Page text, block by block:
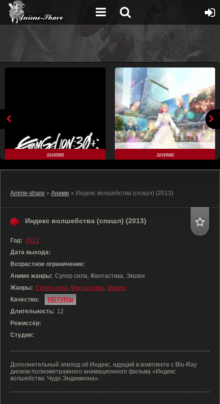
аниме аниме
Anime-share » Аниме » Индекс волшебства (спэшл) (2013)
Индекс волшебства (спэшл) (2013)
Год: 2013
Дата выхода:
Возрастное ограничение:
Аниме жанры: Супер сила, Фантастика, Экшен
Жанры: Супер сила, Фантастика, Экшен
Качество:
HDTVRip
Длительность: 12
Режиссёр:
Студия:
Дополнительный эпизод об Индекс, идущий в комплекте с Blu-Ray
диском полнометражного анимационного фильма «Индекс
волшебства: Чудо Эндимиона».